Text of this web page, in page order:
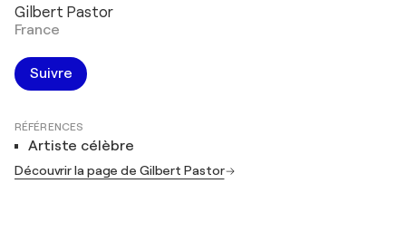
Gilbert Pastor
France
Suivre
RÉFÉRENCES
Artiste célèbre
Découvrir la page de Gilbert Pastor